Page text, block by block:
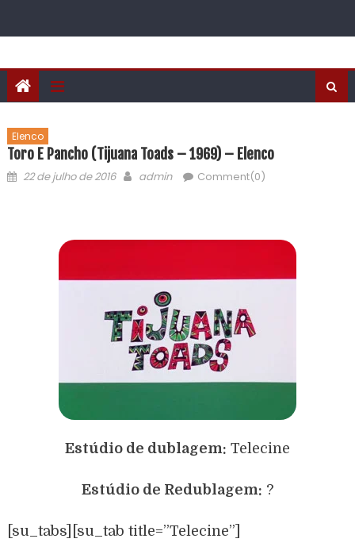
Elenco
Toro E Pancho (Tijuana Toads – 1969) – Elenco
22 de julho de 2016 admin Comment(0)
Estúdio de dublagem: Telecine
Estúdio de Redublagem: ?
[su_tabs][su_tab title=”Telecine”]